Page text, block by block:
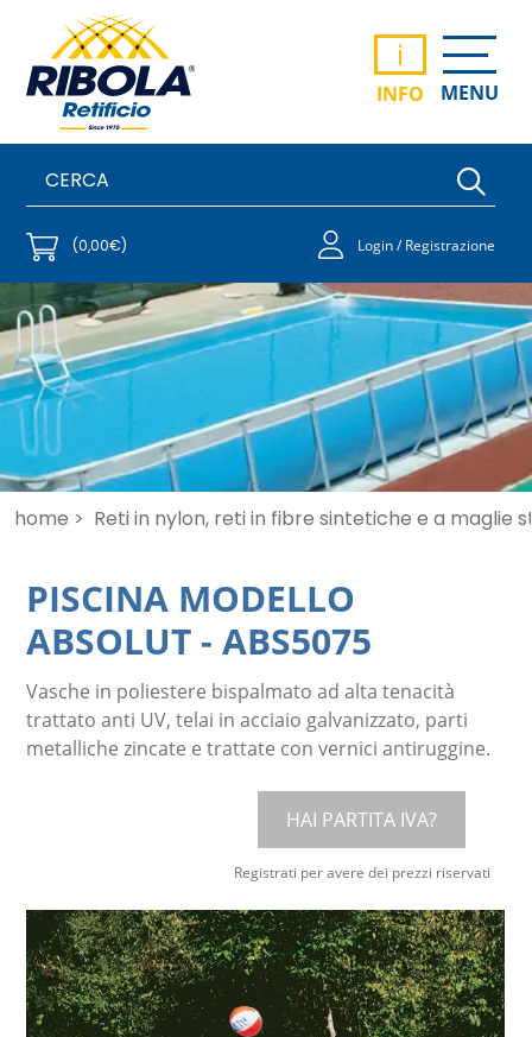
i
INFO MENU
(0,00€) Login / Registrazione
home > Reti in nylon, reti in fibre sintetiche e a maglie
PISCINA MODELLO
ABSOLUT -ABS5075
Vasche in poliestere bispalmato ad alta tenacità
trattato anti UV, telai in acciaio galvanizzato, parti
metalliche zincate e trattate con vernici antiruggine.
HAI PARTITA IVA?
Registrati per avere dei prezzi riservati